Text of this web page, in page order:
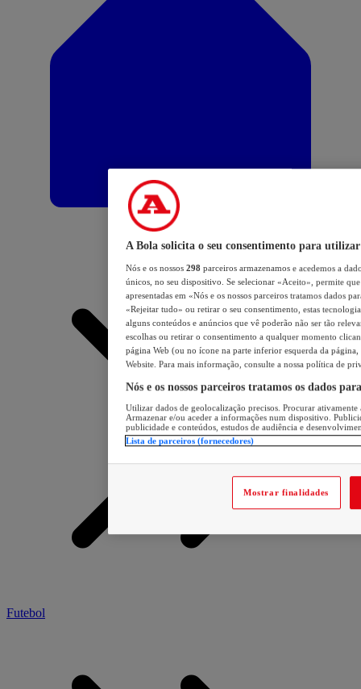
Futebol
A Bola solicita o seu consentimento para utilizar
Nós e os nossos 298 parceiros armazenamos e acedemos a
únicos, no seu dispositivo. Se selecionar «Aceito», permite
apresentadas em «Nós e os nossos parceiros tratamos dados
«Rejeitar tudo» ou retirar o seu consentimento, estas
alguns conteúdos e anúncios que vê poderão não ser tão
escolhas ou retirar o consentimento a qualquer momento
página Web (ou no ícone na parte inferior esquerda da página,
Website. Para mais informação, consulte a nossa política de
Nós e os nossos parceiros tratamos os dados
Utilizar dados de geolocalização precisos. Procurar
Armazenar e/ou aceder a informações num dispositivo.
publicidade e conteúdos, estudos de audiência e
Lista de parceiros (fornecedores)
Mostrar finalidades